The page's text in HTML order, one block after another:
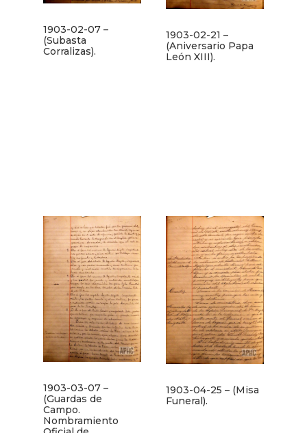
1903-02-07 –
(Subasta
Corralizas).
1903-02-21 –
(Aniversario Papa
León XIII).
1903-03-07 –
(Guardas de
Campo.
Nombramiento
1903-04-25 – (Misa
Funeral).